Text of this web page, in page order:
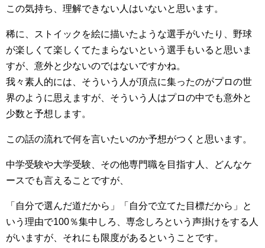
この気持ち、理解できない人はいないと思います。
稀に、ストイックを絵に描いたような選手がいたり、野球
が楽しくて楽しくてたまらないという選手もいると思いま
すが、意外と少ないのではないですかね。
我々素人的には、そういう人が頂点に集ったのがプロの世
界のように思えますが、そういう人はプロの中でも意外と
少数と予想します。
この話の流れで何を言いたいのか予想がつくと思います。
中学受験や大学受験、その他専門職を目指す人、どんなケ
ースでも言えることですが、
「自分で選んだ道だから」「自分で立てた目標だから」と
いう理由で100％集中しろ、専念しろという声掛けをする人
がいますが、それにも限度があるということです。